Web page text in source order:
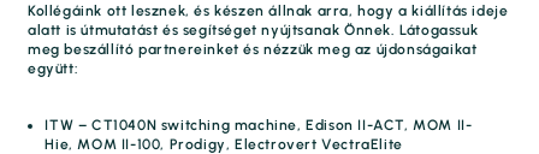
Kollégáink ott lesznek, és készen állnak arra, hogy a kiállítás ideje
alatt is útmutatást és segítséget nyújtsanak Önnek. Látogassuk
meg beszállító partnereinket és nézzük meg az újdonságaikat
együtt:
ITW – CT1040N switching machine, Edison II-ACT, MOM II-
Hie, MOM II-100, Prodigy, Electrovert VectraElite